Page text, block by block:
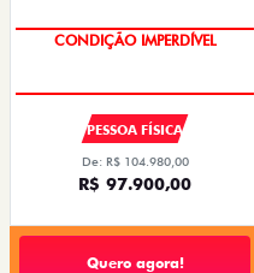
CONDIÇÃO IMPERDÍVEL
PESSOA FÍSICA
De: R$ 104.980,00
R$ 97.900,00
Quero agora!